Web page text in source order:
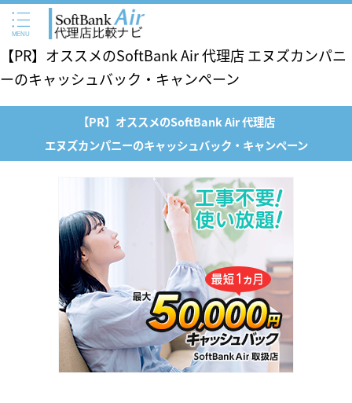
【PR】オススメのSoftBank Air 代理店 エヌズカンパニ
ーのキャッシュバック・キャンペーン
【PR】オススメのSoftBank Air 代理店
エヌズカンパニーのキャッシュバック・キャンペーン